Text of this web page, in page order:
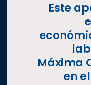
Este
Máxima
en